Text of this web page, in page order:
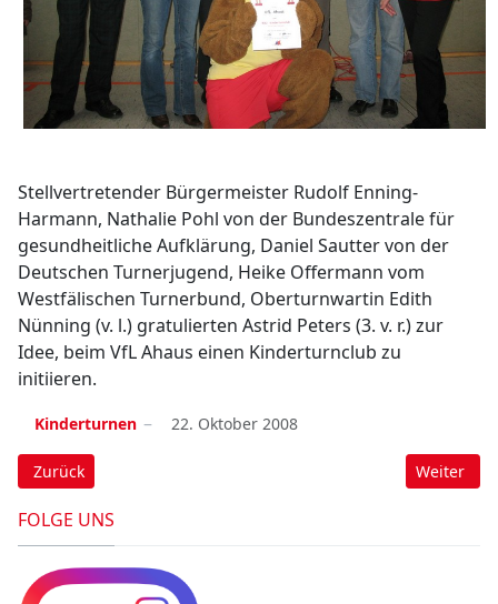
Stellvertretender Bürgermeister Rudolf Enning-
Harmann, Nathalie Pohl von der Bundeszentrale für
gesundheitliche Aufklärung, Daniel Sautter von der
Deutschen Turnerjugend, Heike Offermann vom
Westfälischen Turnerbund, Oberturnwartin Edith
Nünning (v. l.) gratulierten Astrid Peters (3. v. r.) zur
Idee, beim VfL Ahaus einen Kinderturnclub zu
initiieren.
Kinderturnen 22. Oktober 2008
Vorheriger Beitrag: Kinderturn-Club logo ändert sich
Zurück Nächster
Weiter
FOLGE UNS